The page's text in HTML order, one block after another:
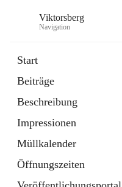
Viktorsberg
Navigation
Start
Beiträge
Beschreibung
Impressionen
Müllkalender
Öffnungszeiten
1 Schnellzugriff
Bürgerservice
10 Schnellzugriffe